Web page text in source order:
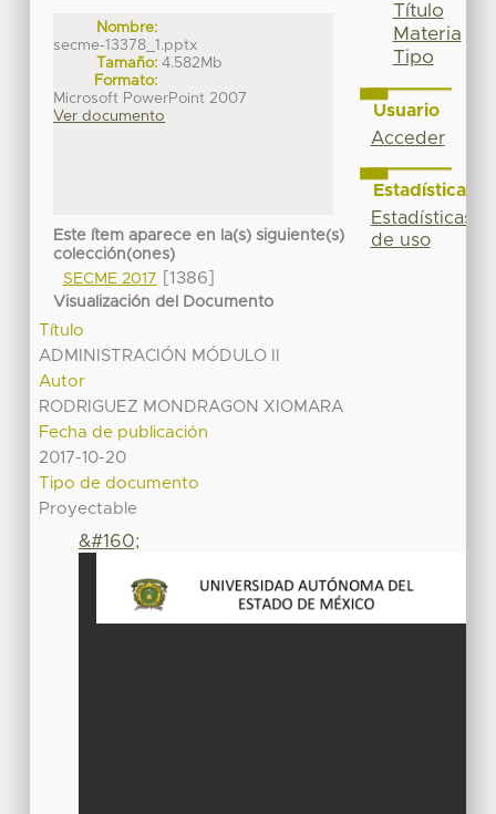
Nombre:
secme-13378_1.pptx
Tamaño: 4.582Mb
Formato:
Microsoft PowerPoint 2007
Ver documento
Este ítem aparece en la(s) siguiente(s)
colección(ones)
SECME 2017
[1386]
Visualización del Documento
Título
ADMINISTRACIÓN MÓDULO II
Autor
RODRIGUEZ MONDRAGON XIOMARA
Fecha de publicación
2017-10-20
Tipo de documento
Proyectable
&#160;
Título
Materia
Tipo
Usuario
Acceder
Estadísticas
Estadísticas
de uso